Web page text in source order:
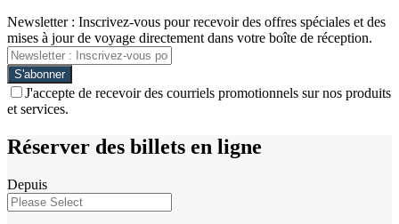
Newsletter : Inscrivez-vous pour recevoir des offres spéciales et des
mises à jour de voyage directement dans votre boîte de réception.
J'accepte de recevoir des courriels promotionnels sur nos produits
et services.
Réserver des billets en ligne
Depuis